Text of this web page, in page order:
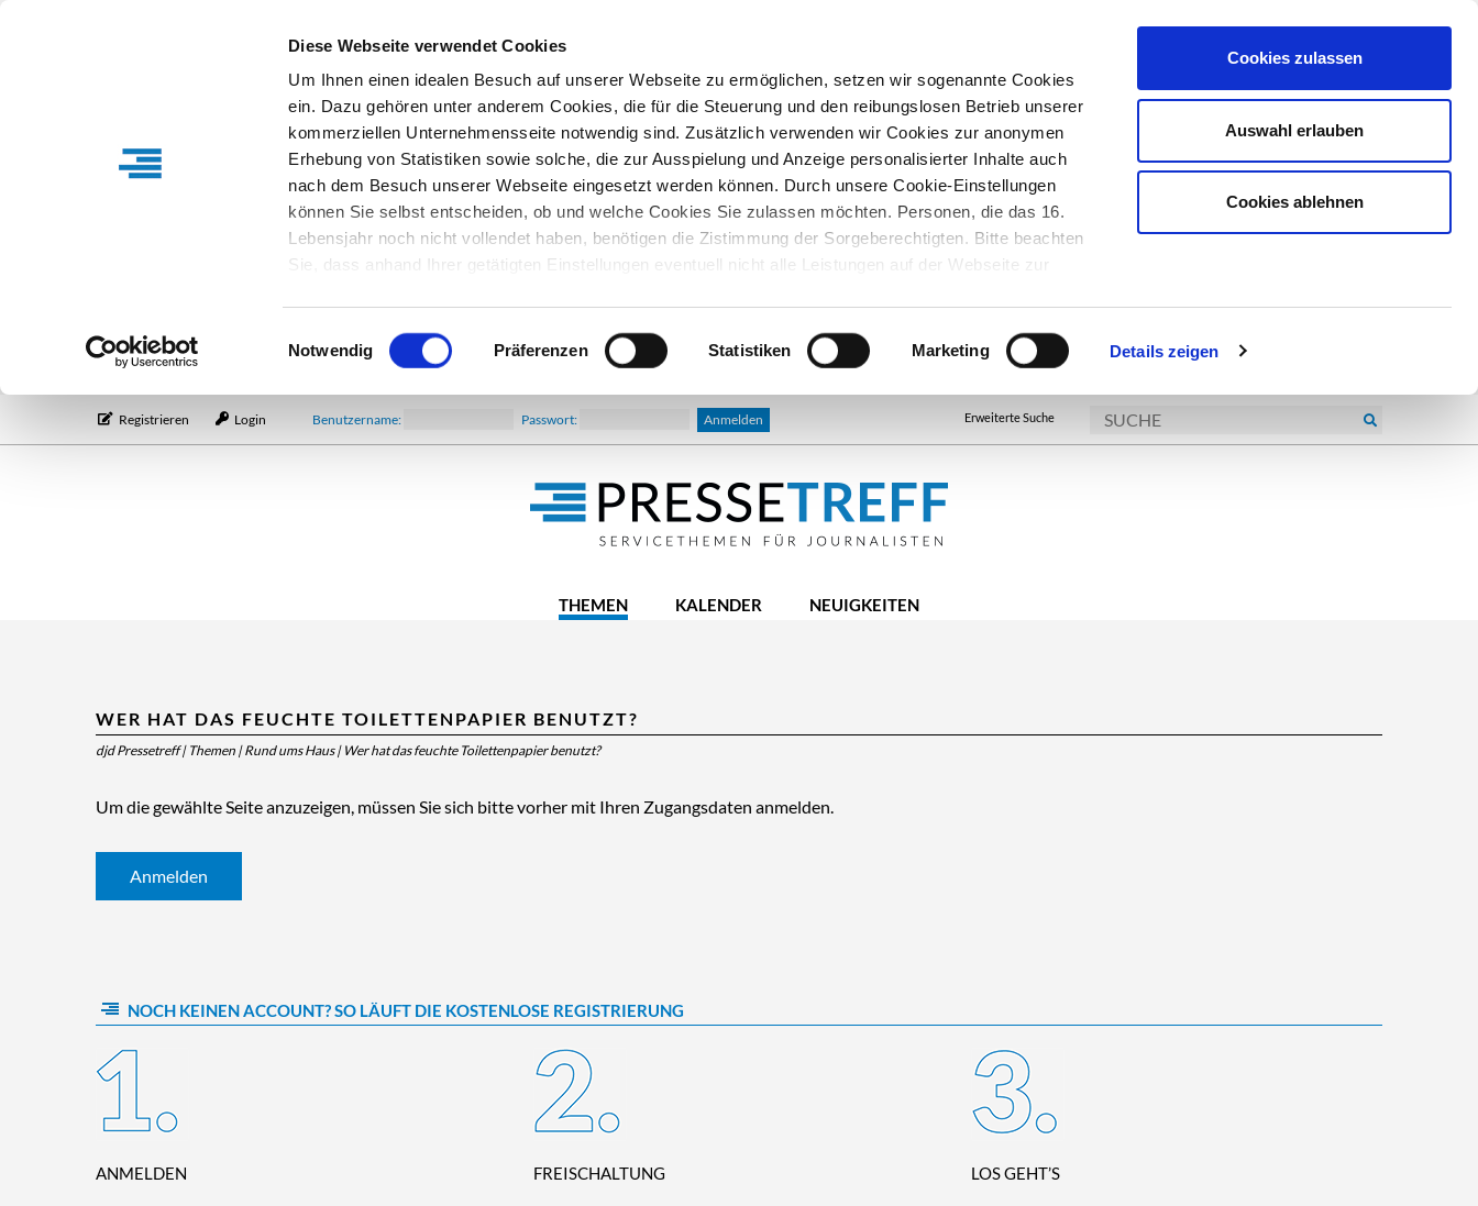
Diese Webseite verwendet Cookies
Um Ihnen einen idealen Besuch auf unserer Webseite zu ermöglichen, setzen wir sogenannte Cookies
ein. Dazu gehören unter anderem Cookies, die für die Steuerung und den reibungslosen Betrieb unserer
kommerziellen Unternehmensseite notwendig sind. Zusätzlich verwenden wir Cookies zur anonymen
Erhebung von Statistiken sowie solche, die zur Ausspielung und Anzeige personalisierter Inhalte auch
nach dem Besuch unserer Webseite eingesetzt werden können. Durch unsere Cookie-Einstellungen
können Sie selbst entscheiden, ob und welche Cookies Sie zulassen möchten. Personen, die das 16.
Lebensjahr noch nicht vollendet haben, benötigen die Zistimmung der Sorgeberechtigten. Bitte beachten
Sie, dass anhand Ihrer getätigten Einstellungen eventuell nicht alle Leistungen auf der Webseite zur
entsprechende Informationen.
Einwilligungsauswahl
Notwendig Präferenzen Statistiken Marketing Details zeigen
Cookies zulassen
Auswahl erlauben
Cookies ablehnen
Benutzername: Passwort:
Registrieren Login Erweiterte Suche
THEMEN KALENDER NEUIGKEITEN
WER HAT DAS FEUCHTE TOILETTENPAPIER BENUTZT?
djd Pressetreff| Themen |Rund ums Haus| Wer hat das feuchte Toilettenpapier benutzt?
Um die gewählte Seite anzuzeigen, müssen Sie sich bitte vorher mit Ihren Zugangsdaten anmelden.
Anmelden
NOCH KEINEN ACCOUNT? SO LÄUFT DIE KOSTENLOSE REGISTRIERUNG
ANMELDEN FREISCHALTUNG LOS GEHT’S